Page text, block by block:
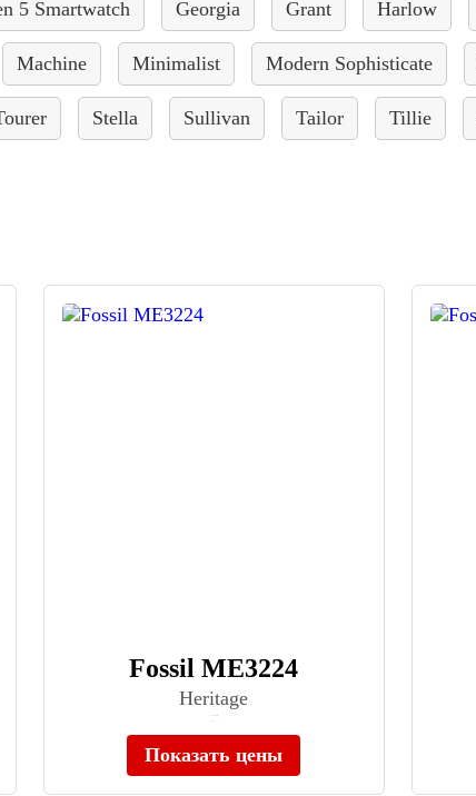
5 Smartwatch Georgia Grant Harlow
Machine Minimalist Modern Sophisticate
Stella Sullivan Tailor Tillie
Fossil ME3224
Heritage
Показать цены